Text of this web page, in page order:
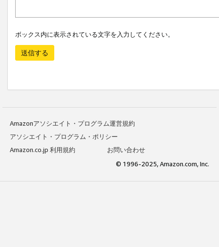
ボックス内に表示されている文字を入力してください。
送信する
Amazonアソシエイト・プログラム運営規約
アソシエイト・プログラム・ポリシー
Amazon.co.jp 利用規約
お問い合わせ
© 1996-2025, Amazon.com, Inc.